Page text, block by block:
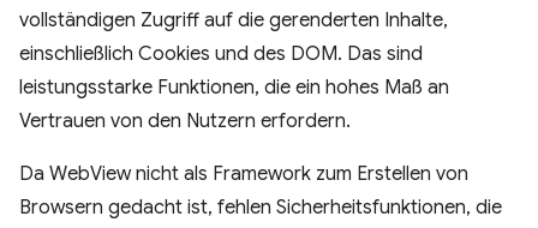
vollständigen Zugriff auf die gerenderten Inhalte,
einschließlich Cookies und des DOM. Das sind
leistungsstarke Funktionen, die ein hohes Maß an
Vertrauen von den Nutzern erfordern.
Da WebView nicht als Framework zum Erstellen von
Browsern gedacht ist, fehlen Sicherheitsfunktionen, die